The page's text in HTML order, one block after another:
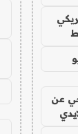
عن